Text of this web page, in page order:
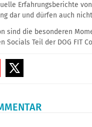
Erfahrungsberichte
dar und dürfen auch
sind die besonderen
Socials Teil der DOG FIT